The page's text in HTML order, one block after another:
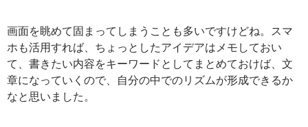
画面を眺めて固まってしまうことも多いですけどね。スマ
ホも活用すれば、ちょっとしたアイデアはメモしておい
て、書きたい内容をキーワードとしてまとめておけば、文
章になっていくので、自分の中でのリズムが形成できるか
なと思いました。